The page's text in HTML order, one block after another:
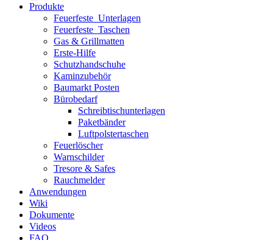
Produkte
Feuerfeste_Unterlagen
Feuerfeste_Taschen
Gas & Grillmatten
Erste-Hilfe
Schutzhandschuhe
Kaminzubehör
Baumarkt Posten
Bürobedarf
Schreibtischunterlagen
Paketbänder
Luftpolstertaschen
Feuerlöscher
Warnschilder
Tresore & Safes
Rauchmelder
Anwendungen
Wiki
Dokumente
Videos
FAQ